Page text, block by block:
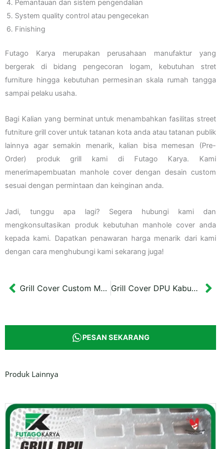
Pemantauan dan sistem pengendalian
System quality control atau pengecekan
Finishing
Futago Karya merupakan perusahaan manufaktur yang
bergerak di bidang pengecoran logam, kebutuhan stret
furniture hingga kebutuhan permesinan skala rumah tangga
sampai pelaku usaha.
Bagi Kalian yang berminat untuk menambahkan fasilitas street
futniture grill cover untuk tatanan kota anda atau tatanan publik
lainnya agar semakin menarik, kalian bisa memesan (Pre-
Order) produk grill kami di Futago Karya. Kami
menerimapembuatan manhole cover dengan desain custom
sesuai dengan permintaan dan keinginan anda.
Jadi, tunggu apa lagi? Segera hubungi kami dan
mengkonsultasikan produk kebutuhan manhole cover anda
kepada kami. Dapatkan penawaran harga menarik dari kami
dengan cara menghubungi kami sekarang juga!
Prev Grill Cover Custom Model Panjang Grill Cover DPU Kabupaten Boyolali
PESAN SEKARANG
Produk Lainnya